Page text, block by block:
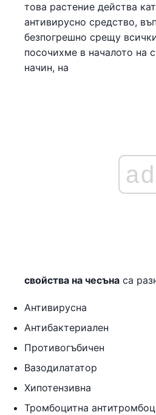
това растение действа
антивирусно средство,
безпогрешно срещу
посочихме в началото на
начин, на
ad
свойства на чесъна са
Антивирусна
Антибактериален
Противогъбичен
Вазодилататор
Хипотензивна
Тромбоцитна